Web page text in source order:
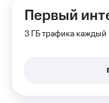
Первый
3 ГБ трафика каждый